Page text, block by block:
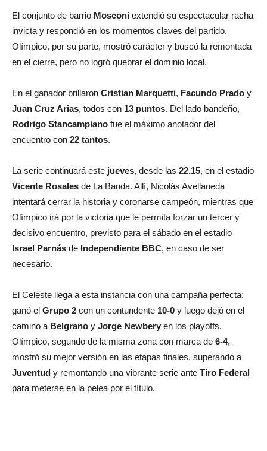
El conjunto de barrio Mosconi extendió su espectacular racha
invicta y respondió en los momentos claves del partido.
Olímpico, por su parte, mostró carácter y buscó la remontada
en el cierre, pero no logró quebrar el dominio local.
En el ganador brillaron Cristian Marquetti, Facundo Prado y
Juan Cruz Arias, todos con 13 puntos. Del lado bandeño,
Rodrigo Stancampiano fue el máximo anotador del
encuentro con 22 tantos.
La serie continuará este jueves, desde las 22.15, en el estadio
Vicente Rosales de La Banda. Allí, Nicolás Avellaneda
intentará cerrar la historia y coronarse campeón, mientras que
Olímpico irá por la victoria que le permita forzar un tercer y
decisivo encuentro, previsto para el sábado en el estadio
Israel Parnás de Independiente BBC, en caso de ser
necesario.
El Celeste llega a esta instancia con una campaña perfecta:
ganó el Grupo 2 con un contundente 10-0 y luego dejó en el
camino a Belgrano y Jorge Newbery en los playoffs.
Olímpico, segundo de la misma zona con marca de 6-4,
mostró su mejor versión en las etapas finales, superando a
Juventud y remontando una vibrante serie ante Tiro Federal
para meterse en la pelea por el título.